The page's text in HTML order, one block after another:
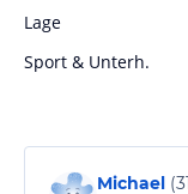
Lage
Sport & Unterh.
Michael (